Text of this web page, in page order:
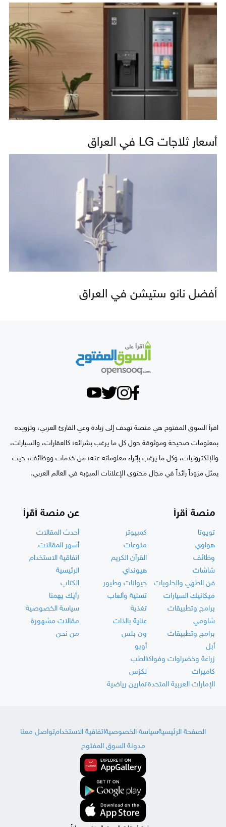
أسعار ثلاجات LG في العراق
أفضل نانو ستيشن في العراق
اقرأ السوق المفتوح هي منصة تهدف إلى زيادة وعي القارئ العربي، وتزويده
بمعلومات صحيحة وموثوقة حول كل ما يرغب بشرائه؛ كالعقارات، والسيارات،
والإلكترونيات، وكل ما يرغب بإثراء معلوماته عنه؛ من خدمات ووظائف، حيث
يمثل مزوداً رائداً في مجال محتوى الإعلانات المبوبة في العالم العربي.
منصة أقرأ
تويوتا
كمبيوتر
هواوي
منوعات
وظائف
القرآن الكريم
شاشات
هيونداي
فن الطهي والحلويات
حيوانات وطيور
ميكانيك السيارات
تسلية وألعاب
برامج وتطبيقات
تغذية
شاومي
عناية بالذات
برامج وتطبيقات
ون بلس
أبل
أوبو
زراعة وخضراوات وفواكهالطب
كاميرات
لكزس
الإمارات العربية المتحدةتمارين رياضية
عن منصة أقرأ
أحدث المقالات
أشهر المقالات
اتفاقية الاستخدام
الرئيسية
الكتاب
رأيك يهمنا
سياسة الخصوصية
مقالات مشهورة
من نحن
الصفحة الرئيسيةسياسة الخصوصيةاتفاقية الاستخدامتواصل معنا
مدونة السوق المفتوح